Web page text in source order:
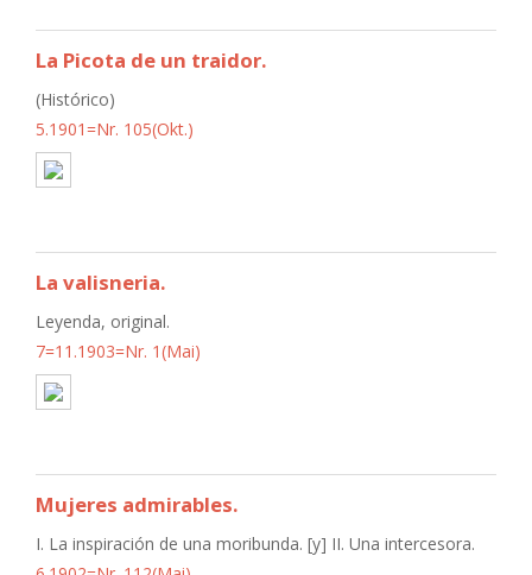
La Picota de un traidor.
(Histórico)
5.1901=Nr. 105(Okt.)
La valisneria.
Leyenda, original.
7=11.1903=Nr. 1(Mai)
Mujeres admirables.
I. La inspiración de una moribunda. [y] II. Una intercesora.